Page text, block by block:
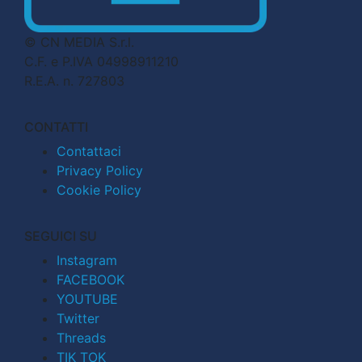
© CN MEDIA S.r.l.
C.F. e P.IVA 04998911210
R.E.A. n. 727803
CONTATTI
Contattaci
Privacy Policy
Cookie Policy
SEGUICI SU
Instagram
FACEBOOK
YOUTUBE
Twitter
Threads
TIK TOK